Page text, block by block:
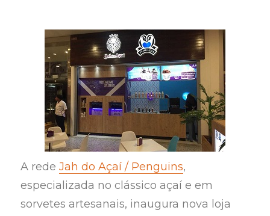
A redeJah do Açaí / Penguins,
especializada no clássico açaí e em
sorvetes artesanais, inaugura nova loja